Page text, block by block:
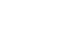
чтобы